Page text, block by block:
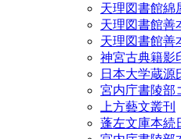
天理図書館
天理図書館
天理図書館
神宮古典籍影
日本大学蔵源
宮内庁書陵部
上方藝文叢刊
蓬左文庫本続